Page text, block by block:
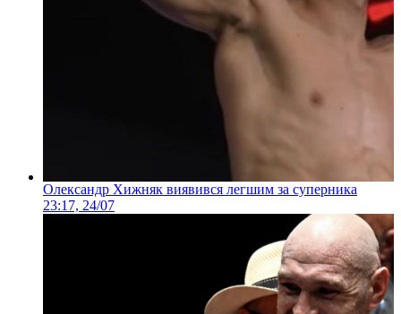
Олександр Хижняк виявився легшим за суперника
23:17, 24/07